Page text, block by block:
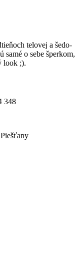
telovej a šedo-
o sebe šperkom,
look ;).
348